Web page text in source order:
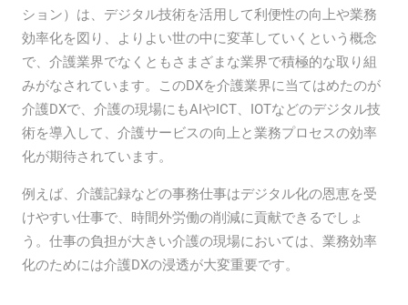
ション）は、デジタル技術を活用して利便性の向上や業務
効率化を図り、よりよい世の中に変革していくという概念
で、介護業界でなくともさまざまな業界で積極的な取り組
みがなされています。このDXを介護業界に当てはめたのが
介護DXで、介護の現場にもAIやICT、IOTなどのデジタル技
術を導入して、介護サービスの向上と業務プロセスの効率
化が期待されています。
例えば、介護記録などの事務仕事はデジタル化の恩恵を受
けやすい仕事で、時間外労働の削減に貢献できるでしょ
う。仕事の負担が大きい介護の現場においては、業務効率
化のためには介護DXの浸透が大変重要です。